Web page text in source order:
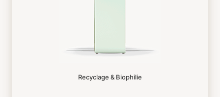
Recyclage & Biophilie